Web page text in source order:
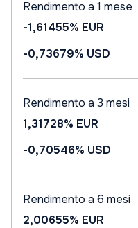
Rendimento a 1 mese
-1,61455% EUR
-0,73679% USD
Rendimento a 3 mesi
1,31728% EUR
-0,70546% USD
Rendimento a 6 mesi
2,00655% EUR